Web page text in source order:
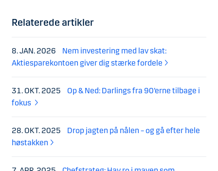
Relaterede artikler
8. JAN. 2026
Nem investering med lav skat:
Aktiesparekontoen giver dig stærke fordele
31. OKT. 2025
Op & Ned: Darlings fra 90’erne tilbage i
fokus
28. OKT. 2025
Drop jagten på nålen – og gå efter hele
høstakken